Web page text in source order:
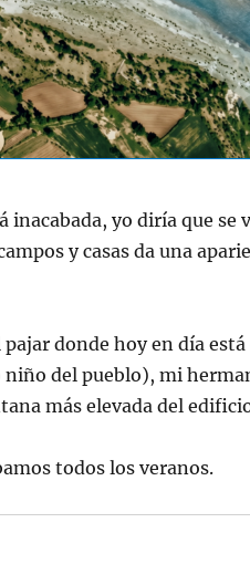
inacabada, yo diría que se
y casas da una
donde hoy en día está
niño del pueblo), mi
más elevada del
todos los veranos.